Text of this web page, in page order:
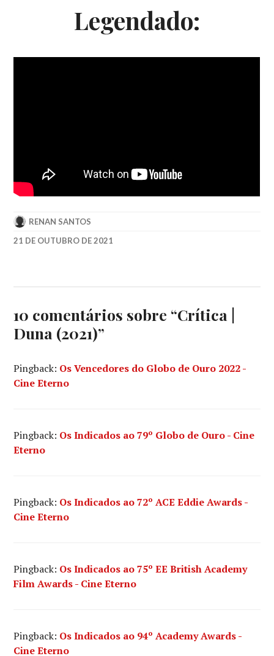
Legendado:
RENAN SANTOS
21 DE OUTUBRO DE 2021
DUNE,
HANS
ISAAC,
REBECCA
WARNER
BROS.
PICTURES
10 comentários sobre “Crítica |
Duna (2021)”
Pingback: Os Vencedores do Globo de Ouro 2022 -
Cine Eterno
Pingback: Os Indicados ao 79º Globo de Ouro - Cine
Eterno
Pingback: Os Indicados ao 72º ACE Eddie Awards -
Cine Eterno
Pingback: Os Indicados ao 75º EE British Academy
Film Awards - Cine Eterno
Pingback: Os Indicados ao 94º Academy Awards -
Cine Eterno